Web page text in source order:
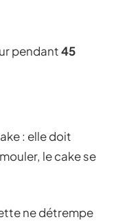
pendant45
: elle doit
le cake se
ne détrempe